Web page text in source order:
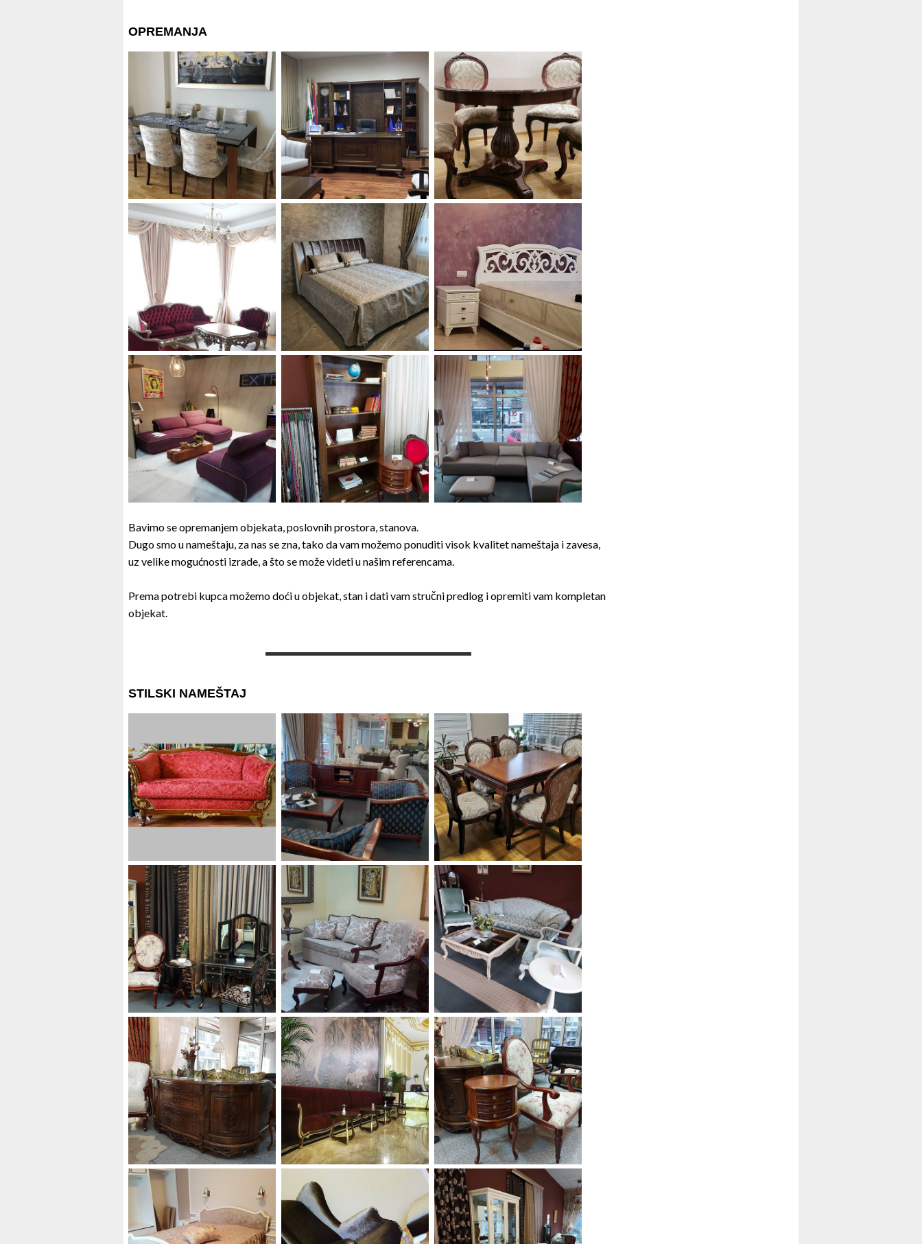
OPREMANJA
Bavimo se opremanjem objekata, poslovnih prostora, stanova.
Dugo smo u nameštaju, za nas se zna, tako da vam možemo ponuditi visok kvalitet nameštaja i zavesa,
uz velike mogućnosti izrade, a što se može videti u našim referencama.
Prema potrebi kupca možemo doći u objekat, stan i dati vam stručni predlog i opremiti vam kompletan
objekat.
STILSKI NAMEŠTAJ